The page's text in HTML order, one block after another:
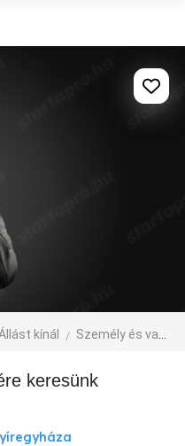
kínál Személy és vagyonvédelem